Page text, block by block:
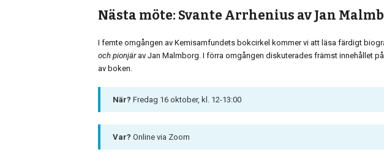
Nästa möte: Svante Arrhenius av Jan
I femte omgången av Kemisamfundets bokcirkel kommer vi att läsa färdigt
och pionjär av Jan Malmborg. I förra omgången diskuterades främst innehållet
av boken.
När? Fredag 16 oktober, kl. 12-13:00
Var? Online via Zoom